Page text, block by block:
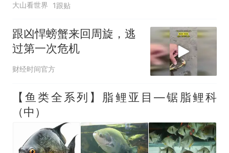
大山看世界 1跟贴
跟凶悍螃蟹来回周旋，逃
过第一次危机
财经时间官方
【鱼类全系列】脂鲤亚目—锯脂鲤科
（中）